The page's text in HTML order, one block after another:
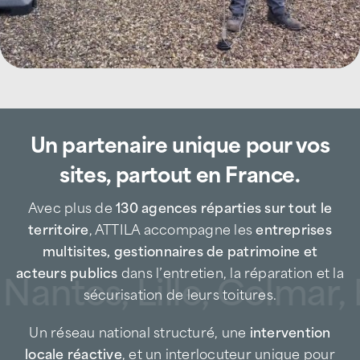
l’agence ATTILA Challans intervient auprès
des entreprises industrielles, activités
artisanales, commerces, collectivités,
Entreprise de couverture de proximité, nous
intervenons rapidement surChallans , les
communes environnantes et le littoral
vendéen, en prévention comme en urgence,
afin de prolonger la durée de vie des
toitures et d’éviter des sinistres coûteux liés
aux infiltrations, aux défauts d’étanchéité ou
aux agressions climatiques.
Spécialiste de la maintenance toiture, ATTILA
Challans agit à chaque étape du cycle de vie
sites, partout en France.
Avec plus de 130 agences réparties sur tout le
territoire, ATTILA accompagne lesentreprises
multisites, gestionnaires de patrimoine et
acteurs publicsdans l’entretien, la réparation et la
sécurisation de leurs toitures.
locale réactive, et un interlocuteur unique pour
piloter vos enjeux techniques, budgétaires et
Lille, Colmar,